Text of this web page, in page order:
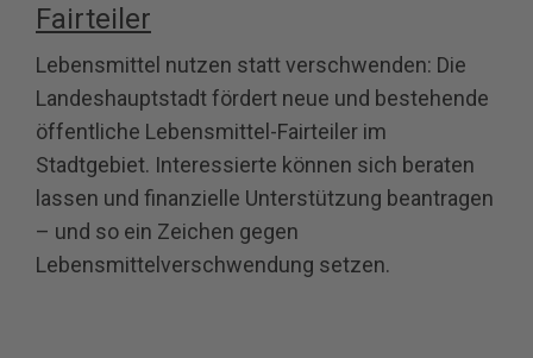
Fairteiler
Lebensmittel nutzen statt verschwenden: Die
Landeshauptstadt fördert neue und bestehende
öffentliche Lebensmittel‐Fairteiler im
Stadtgebiet. Interessierte können sich beraten
lassen und finanzielle Unterstützung beantragen
– und so ein Zeichen gegen
Lebensmittelverschwendung setzen.